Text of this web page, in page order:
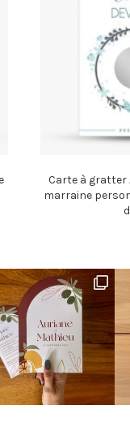
Carte à gratter
marraine